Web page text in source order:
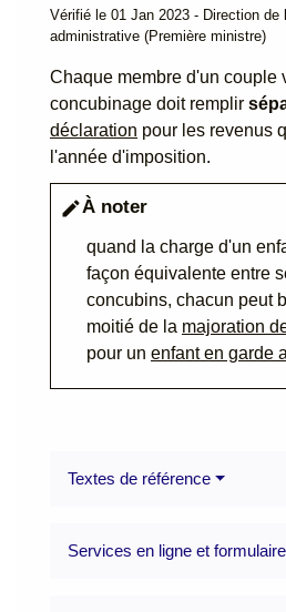
Vérifié le 01 Jan 2023 - Direction de
administrative (Première ministre)
Chaque membre d'un couple
concubinage doit remplir
déclaration pour les revenus
l'année d'imposition.
editÀ noter
quand la charge d'un
façon équivalente entre
concubins, chacun peut
moitié de la majoration
pour un enfant en garde
Textes de référence
Services en ligne et